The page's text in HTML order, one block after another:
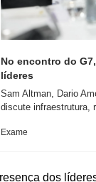
No encontro do
líderes
Sam Altman, Dario
Exame
dos